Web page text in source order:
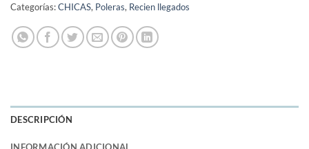
Categorías:CHICAS, Poleras, Recien llegados
DESCRIPCIÓN
INFORMACIÓN ADICIONAL